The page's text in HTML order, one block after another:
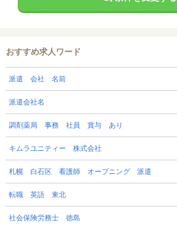
おすすめ求人ワード
派遣 会社 名前
派遣会社名
調剤薬局 事務 社員 賞与 あり
キムラユニティー 株式会社
札幌 白石区 看護師 オープニング 派遣
転職 英語 東北
社会保険労務士 徳島